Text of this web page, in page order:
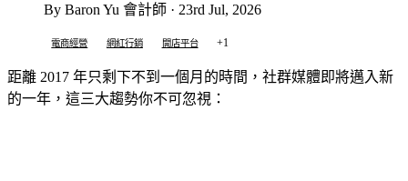
By Baron Yu 會計師 · 23rd Jul, 2026
電商經營 網紅行銷 開店平台 +1
距離 2017 年只剩下不到一個月的時間，社群媒體即將邁入新
的一年，這三大趨勢你不可忽視：